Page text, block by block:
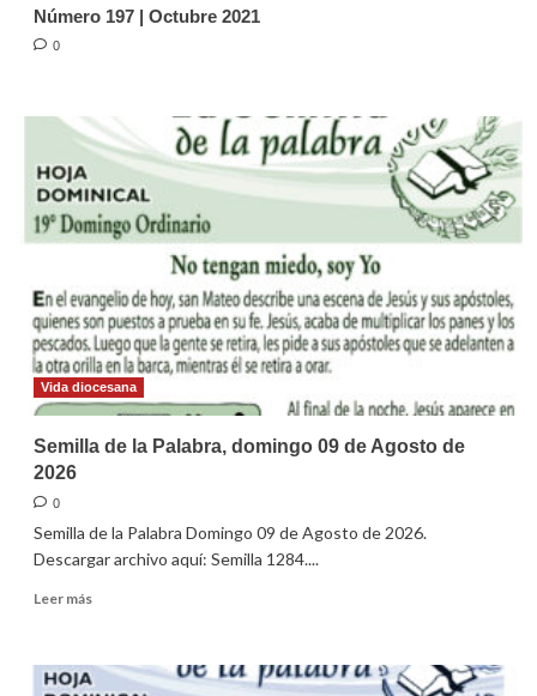
Número 197 | Octubre 2021
0
Vida diocesana
Semilla de la Palabra, domingo 09 de Agosto de
2026
0
Semilla de la Palabra Domingo 09 de Agosto de 2026.
Descargar archivo aquí: Semilla 1284....
Leer másLeer
Semilla
de